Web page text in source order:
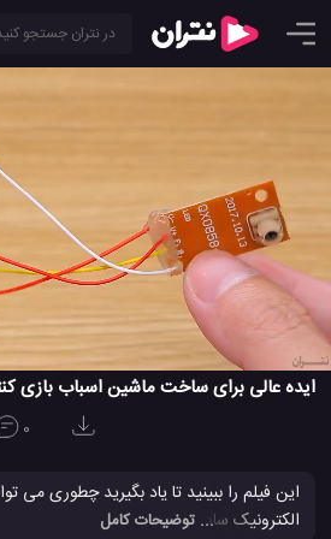
ایده عالی برای ساخت ماشین اسباب بازی
0
این فیلم را ببینید تا یاد بگیرید چطوری می
الکترونیک ساده یکماشین اسباب بازی کنترلی
... توضیحات کامل